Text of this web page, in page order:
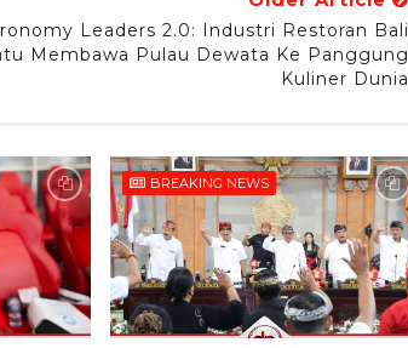
Leaders 2.0: Industri Restoran Bali
Membawa Pulau Dewata Ke Panggung
Kuliner Dunia
BREAKING NEWS